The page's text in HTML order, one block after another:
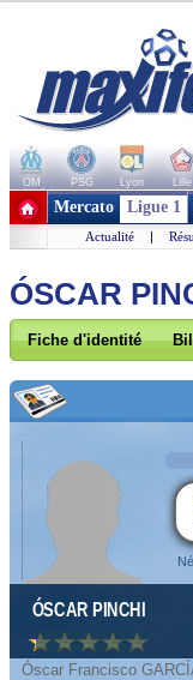
OM PSG Lyon Lille
+ de clubs
Mercato Ligue 1
Actualité |
ÓSCAR
Fiche d'identité
ÓSCAR PINCHI
Óscar Francisco